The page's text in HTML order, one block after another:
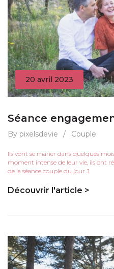
20 avril 2023
Séance
By pixelsdevie / Couple
Ils vont se marier dans quelques
moment intense de leur vie, ils ont
de la séance couple du jour J
Découvrir l'article >